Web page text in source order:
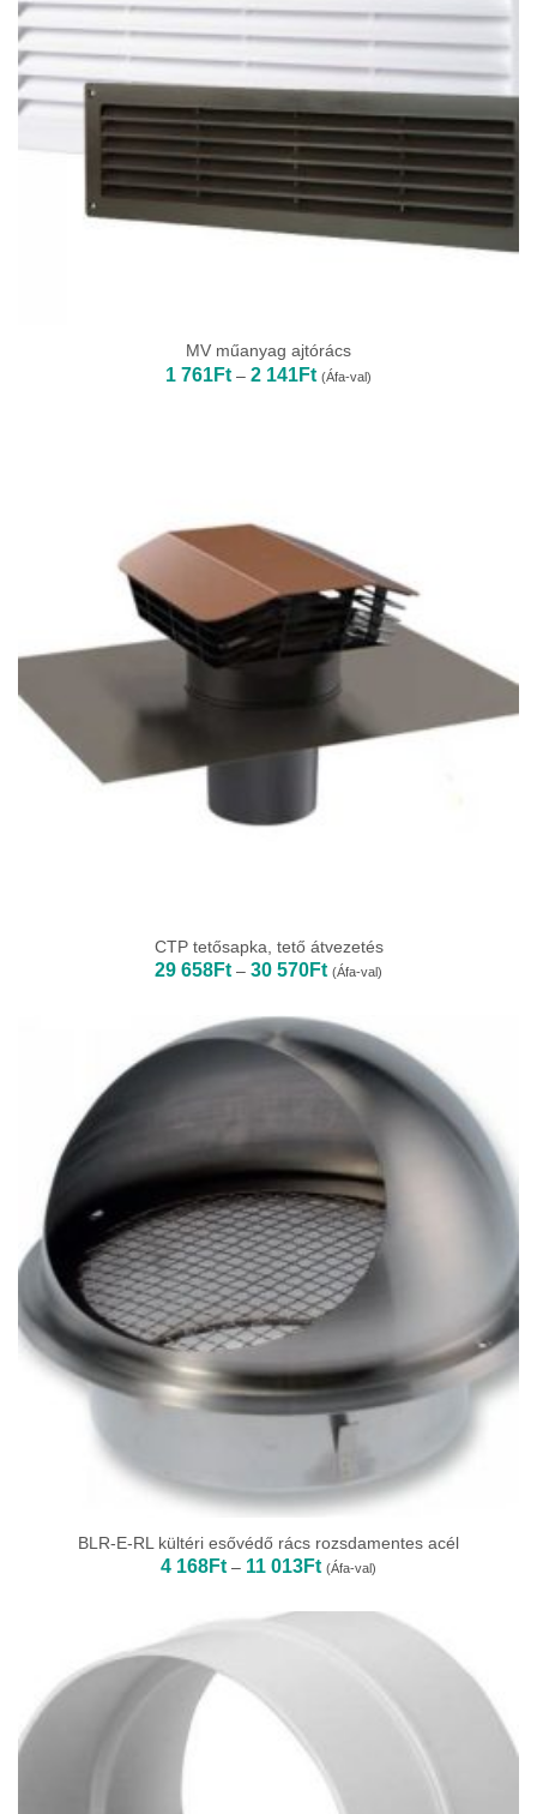
MV műanyag ajtórács
1 761Ft – 2 141FtÁrtartomány:
1
(Áfa-val)
CTP tetősapka, tető átvezetés
29 658Ft – 30 570FtÁrtartomány:
29
30
570Ft
(Áfa-val)
BLR-E-RL kültéri esővédő rács rozsdamentes acél
4 168Ft – 11 013FtÁrtartomány:
4
-
(Áfa-val)